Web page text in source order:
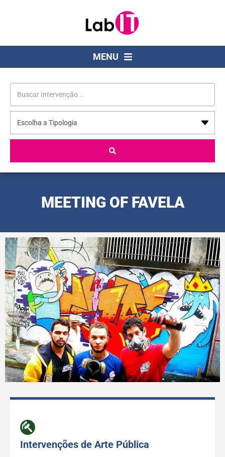
MENU
MEETING OF FAVELA
Intervenções de Arte Pública